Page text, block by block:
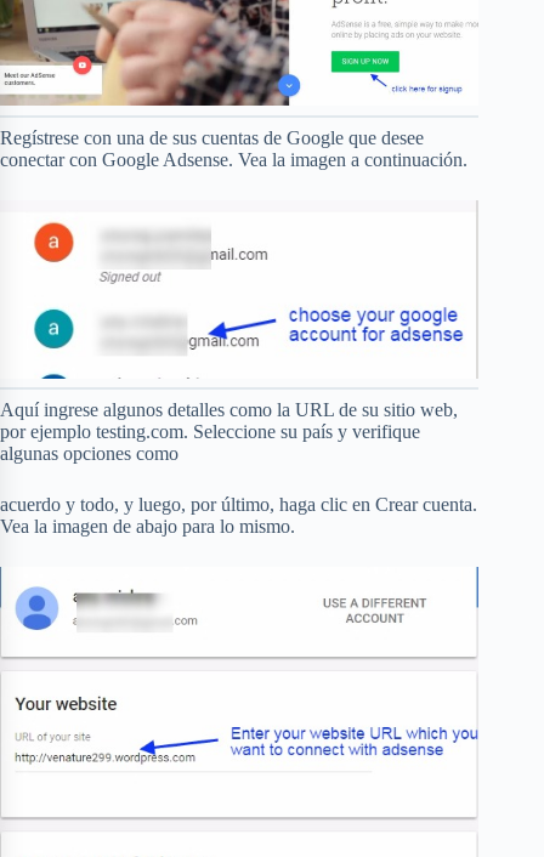
Regístrese con una de sus cuentas de Google que desee
conectar con Google Adsense. Vea la imagen a continuación.
Aquí ingrese algunos detalles como la URL de su sitio web,
por ejemplo testing.com. Seleccione su país y verifique
algunas opciones como
acuerdo y todo, y luego, por último, haga clic en Crear cuenta.
Vea la imagen de abajo para lo mismo.